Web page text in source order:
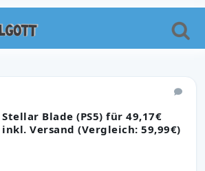
Stellar Blade (PS5) für 49,17€
inkl. Versand (Vergleich: 59,99€)